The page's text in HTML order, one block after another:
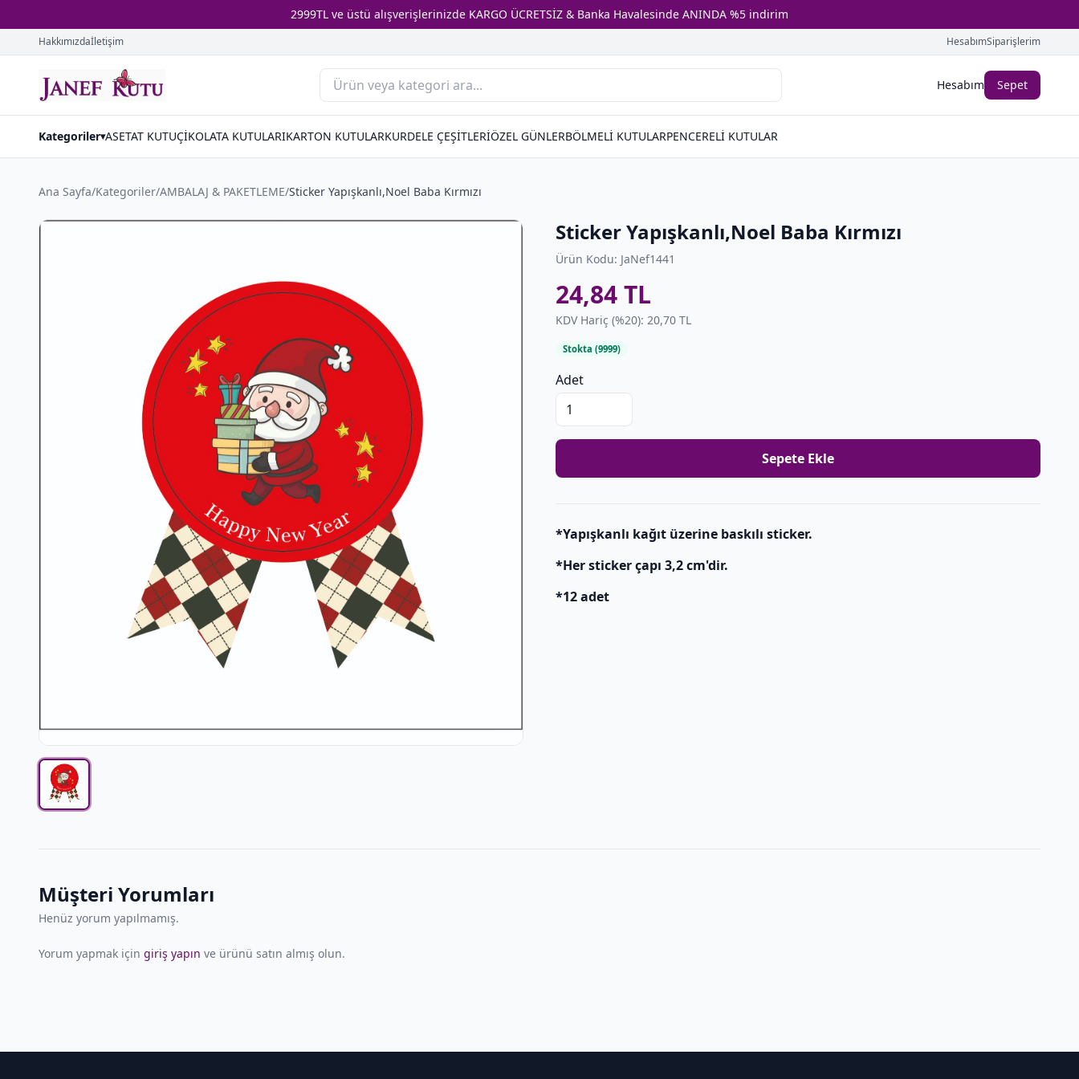
2999TL ve üstü alışverişlerinizde KARGO ÜCRETSİZ & Banka Havalesinde ANINDA %5 indirim
Hakkımızdaİletişim HesabımSiparişlerim
Hesabım Sepet
Kategoriler▾ASETAT KUTUÇİKOLATA KUTULARIKARTON KUTULARKURDELE ÇEŞİTLERİÖZEL GÜNLERBÖLMELİ KUTULARPENCERELİ KUTULAR
Ana Sayfa/Kategoriler/AMBALAJ & PAKETLEME/Sticker Yapışkanlı,Noel Baba Kırmızı
Sticker Yapışkanlı,Noel Baba Kırmızı
Ürün Kodu: JaNef1441
24,84 TL
KDV Hariç (%20): 20,70 TL
Stokta (9999)
Adet
Sepete Ekle
*Yapışkanlı kağıt üzerine baskılı sticker.
*Her sticker çapı 3,2 cm'dir.
*12 adet
Müşteri Yorumları
Henüz yorum yapılmamış.
Yorum yapmak için giriş yapın ve ürünü satın almış olun.